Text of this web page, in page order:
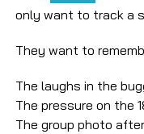
only want to track a
They want to
The laughs in the
The pressure on the
The group photo